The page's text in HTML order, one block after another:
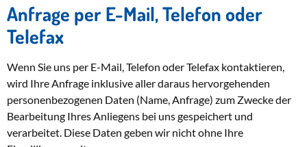
Anfrage per E-Mail, Telefon oder
Telefax
Wenn Sie uns per E-Mail, Telefon oder Telefax kontaktieren,
wird Ihre Anfrage inklusive aller daraus hervorgehenden
personenbezogenen Daten (Name, Anfrage) zum Zwecke der
Bearbeitung Ihres Anliegens bei uns gespeichert und
verarbeitet. Diese Daten geben wir nicht ohne Ihre